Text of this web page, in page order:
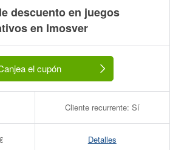
descuento en juegos
en Imosver
el cupón
Cliente recurrente: Sí
Detalles